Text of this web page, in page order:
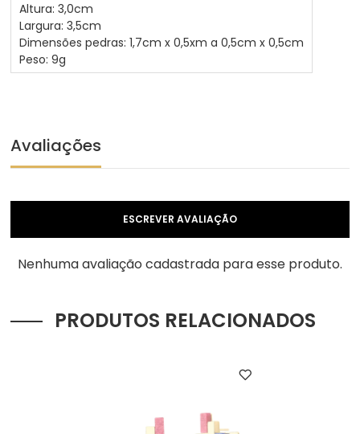
Altura: 3,0cm
Largura: 3,5cm
Dimensões pedras: 1,7cm x 0,5xm a 0,5cm x 0,5cm
Peso: 9g
Avaliações
ESCREVER AVALIAÇÃO
Nenhuma avaliação cadastrada para esse produto.
PRODUTOS RELACIONADOS